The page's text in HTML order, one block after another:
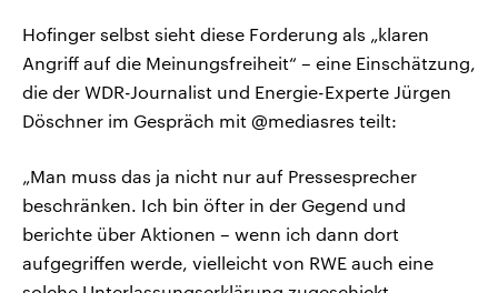
Hofinger selbst sieht diese Forderung als „klaren
Angriff auf die Meinungsfreiheit“ – eine Einschätzung,
die der WDR-Journalist und Energie-Experte Jürgen
Döschner im Gespräch mit @mediasres teilt:
„Man muss das ja nicht nur auf Pressesprecher
beschränken. Ich bin öfter in der Gegend und
berichte über Aktionen – wenn ich dann dort
aufgegriffen werde, vielleicht von RWE auch eine